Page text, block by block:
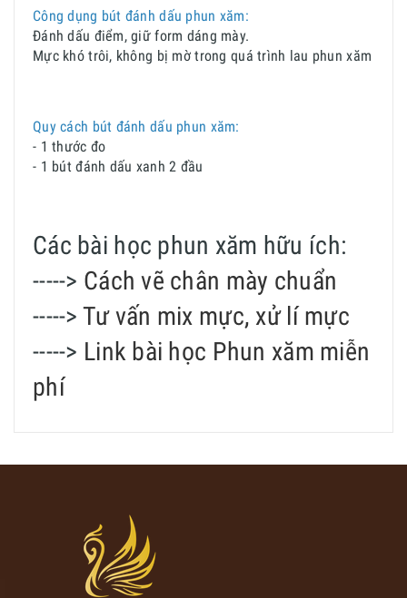
Công dụng bút đánh dấu phun xăm:
Đánh dấu điểm, giữ form dáng mày.
Mực khó trôi, không bị mờ trong quá trình lau phun xăm
Quy cách bút đánh dấu phun xăm:
- 1 thước đo
- 1 bút đánh dấu xanh 2 đầu
Các bài học phun xăm hữu ích:
-----> Cách vẽ chân mày chuẩn
-----> Tư vấn mix mực, xử lí mực
-----> Link bài học Phun xăm miễn
phí